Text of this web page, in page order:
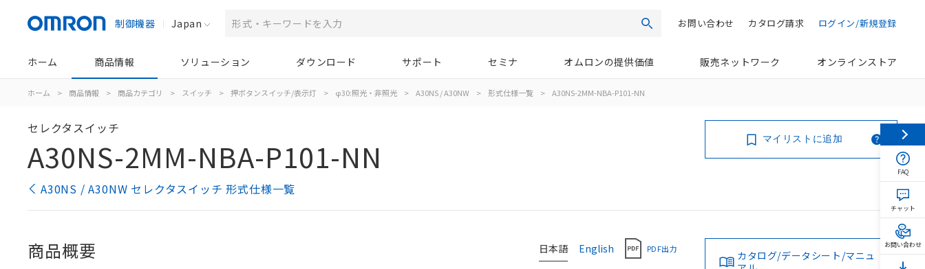
制御機器 Japan 検索 ログイン/新規登録
カタログ請求
お問い合わせ
ホーム 商品情報 ソリューション ダウンロード サポート セミナ オムロンの提供価値 販売ネットワーク オンラインストア
ホーム > 商品情報 > 商品カテゴリ > スイッチ > 押ボタンスイッチ/表示灯 > φ30:照光・非照光 > A30NS / A30NW > 形式仕様一覧 > A30NS-2MM-NBA-P101-NN
セレクタスイッチ
A30NS-2MM-NBA-P101-NN
A30NS / A30NW セレクタスイッチ 形式仕様一覧
マイリストに追加
日本語 English PDF出力
商品概要
カタログ/データシート/マニュ
FAQ
チャット
お問い合わせ